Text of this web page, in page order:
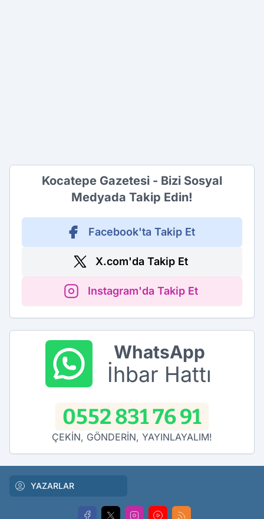
Kocatepe Gazetesi - Bizi Sosyal
Medyada Takip Edin!
Facebook'ta Takip Et
X.com'da Takip Et
Instagram'da Takip Et
WhatsApp
İhbar Hattı
0552 831 76 91
ÇEKİN, GÖNDERİN, YAYINLAYALIM!
YAZARLAR